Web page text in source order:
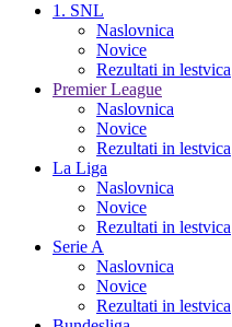
1. SNL
Naslovnica
Novice
Rezultati in lestvica
Premier League
Naslovnica
Novice
Rezultati in lestvica
La Liga
Naslovnica
Novice
Rezultati in lestvica
Serie A
Naslovnica
Novice
Rezultati in lestvica